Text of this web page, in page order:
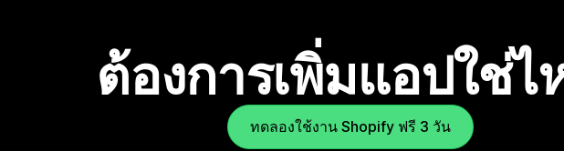
ต้องการเพิ่มแอปใช่ไ
ทดลองใช้งาน Shopify ฟรี 3 วัน